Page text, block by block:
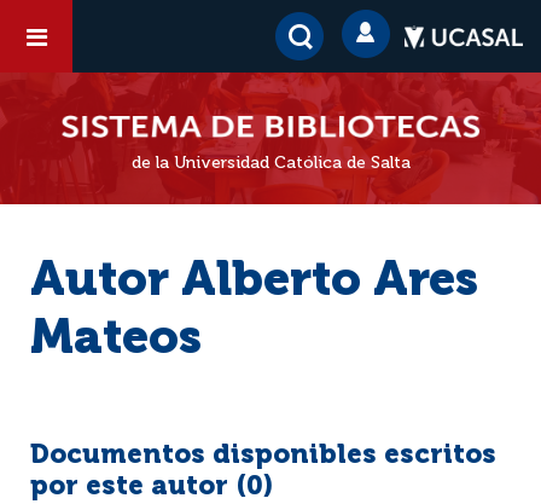
de la Universidad Católica de Salta
Autor Alberto Ares
Mateos
Documentos disponibles escritos
por este autor (0)